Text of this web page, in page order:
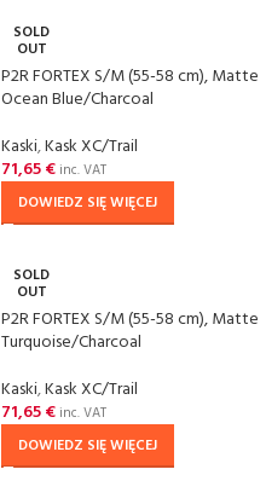
SOLD
OUT
P2R FORTEX S/M (55-58 cm), Matte
Ocean Blue/Charcoal
Kaski,Kask XC/Trail
71,65€ inc. VAT
DOWIEDZ SIĘ WIĘCEJ
SOLD
OUT
P2R FORTEX S/M (55-58 cm), Matte
Turquoise/Charcoal
Kaski,Kask XC/Trail
71,65€ inc. VAT
DOWIEDZ SIĘ WIĘCEJ